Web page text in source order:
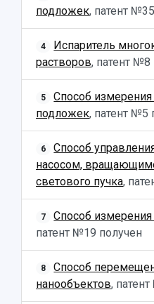
Заслуженные деятели
Структура
Институты и
Кафедры
Научные
Отделы и службы
Общественные
Институт
Инжиниринговый
Аграрный
Архив
Фирменный стиль
Кампус
Просветительский
Расписание занятий
Стипендии
знание русского
основ
Платные
Скидки на обучение
Подготовительные
Библиотека
Противодействие
Научная
Научно-
Структурная схема
исследовательской
Материальная база
Подразделения
Организационные
Результаты научно-
деятельности
Научно-технические
Областной конкурс
Отчеты о научно-
Журналы Самарского
Научные
подложек, патент
4
Испаритель
растворов, патент №8
5
Способ
подложек, патент №5
6
Способ
насосом,
светового пучка,
7 Способ
патент №19 получен
8
Способ
нанообъектов,